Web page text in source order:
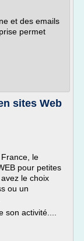
et des emails
permet
sites Web
le
pour petites
le choix
ou un
activité....